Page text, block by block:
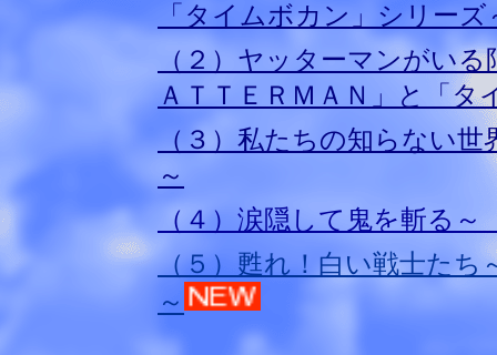
「タイムボカン」シリーズ
（２）ヤッターマンがい
ＡＴＴＥＲＭＡＮ」と「
（３）私たちの知らない
～
（４）涙隠して鬼を斬る～
（５）甦れ！白い戦士たち
～